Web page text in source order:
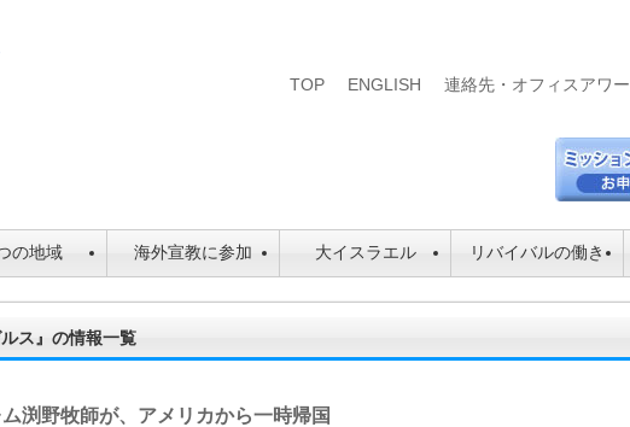
TOP ENGLISH 連絡先・オフィスアワー
の地域 海外宣教に参加 大イスラエル リバイバルの働き
ルス』の情報一覧
渕野牧師が、アメリカから一時帰国